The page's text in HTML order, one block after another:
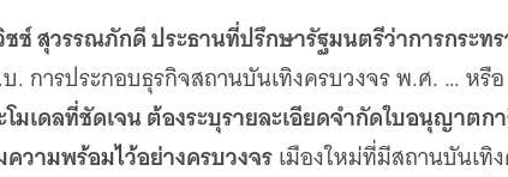
ช์ สุวรรณภักดี ประธานที่ปรึกษารัฐมนตรีว่าการกระ
บ. การประกอบธุรกิจสถานบันเทิงครบวงจร พ.ศ. … หรื
มเดลที่ชัดเจน ต้องระบุรายละเอียดจำกัดใบอนุญาต
ความพร้อมไว้อย่างครบวงจรเมืองใหม่ที่มีสถานบันเทิ